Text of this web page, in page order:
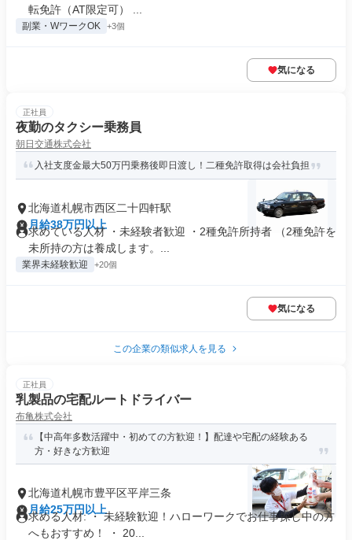
転免許（AT限定可） ...
副業・WワークOK +3個
気になる
正社員
夜勤のタクシー乗務員
朝日交通株式会社
入社支度金最大50万円乗務後即日渡し！二種免許取得は会社負担
北海道札幌市西区二十四軒駅
月給38万円以上
求めている人材 ・未経験者歓迎 ・2種免許所持者 （2種免許を
未所持の方は養成します。...
業界未経験歓迎 +20個
気になる
この企業の類似求人を見る
正社員
乳製品の宅配ルートドライバー
布亀株式会社
【中高年多数活躍中・初めての方歓迎！】配達や宅配の経験ある
方・好きな方歓迎
北海道札幌市豊平区平岸三条
月給25万円以上
求める人材: ・ 未経験歓迎！ハローワークでお仕事探し中の方
へもおすすめ！ ・ 20...